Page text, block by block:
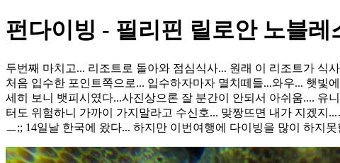
펀다이빙 - 필리핀 릴로안 노블
두번째 마치고... 리조트로 돌아와 점심식사... 원래 이 리조트가 식
처음 입수한 포인트쪽으로... 입수하자마자 멸치떼들...와우... 햇빛
세히 보니 뱃피시였다...사진상으론 잘 분간이 안되서 아쉬움.... 유
터도 위험하니 가까이 가지말라고 수신호... 맞짱뜨면 내가 지겠지
ㅡ;; 14일날 한국에 왔다... 하지만 이번여행에 다이빙을 많이 하지